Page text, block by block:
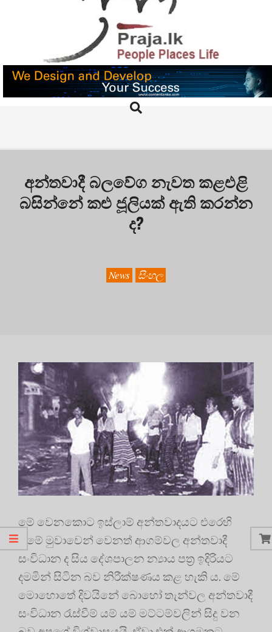
PRAJA.LK
Search
අන්තවාදී බලවේග නැවත කළඑළි
බසින්නේ කළු ජූලියක් ඇති කරන්න
ද?
News සිංහල
මේ වෙනකොට ඉස්ලාම් අන්තවාදයට එරෙහි
වීමේ මුවාවෙන් වෙනත් ආගම්වල අන්තවාදී
සංවිධාන ද සිය දේශපාලන න්‍යාය පත්‍ර ඉදිරියට
දමමින් සිටින බව නිරීක්ෂණය කළ හැකි ය. මේ
මොහොතේ දිවයිනේ බොහෝ තැන්වල අන්තවාදී
සංවිධාන රැස්වීම් යම් යම් මට්ටම්වලින් සිදු වන